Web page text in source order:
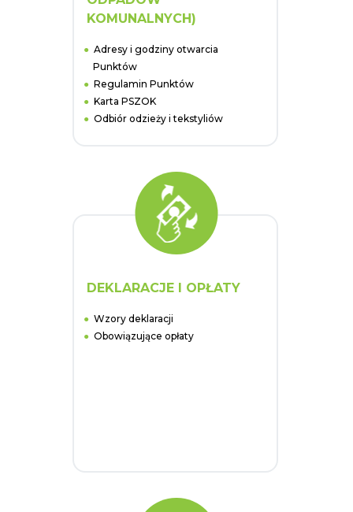
KOMUNALNYCH)
Adresy i godziny otwarcia
Punktów
Regulamin Punktów
Karta PSZOK
Odbiór odzieży i tekstyliów
DEKLARACJE I OPŁATY
Wzory deklaracji
Obowiązujące opłaty